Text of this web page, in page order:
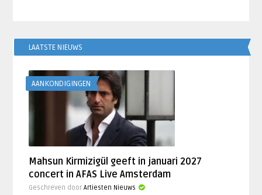
LAATSTE NIEUWS
AANKONDIGINGEN
Mahsun Kirmizigül geeft in januari 2027
concert in AFAS Live Amsterdam
Geschreven doorArtiesten Nieuws